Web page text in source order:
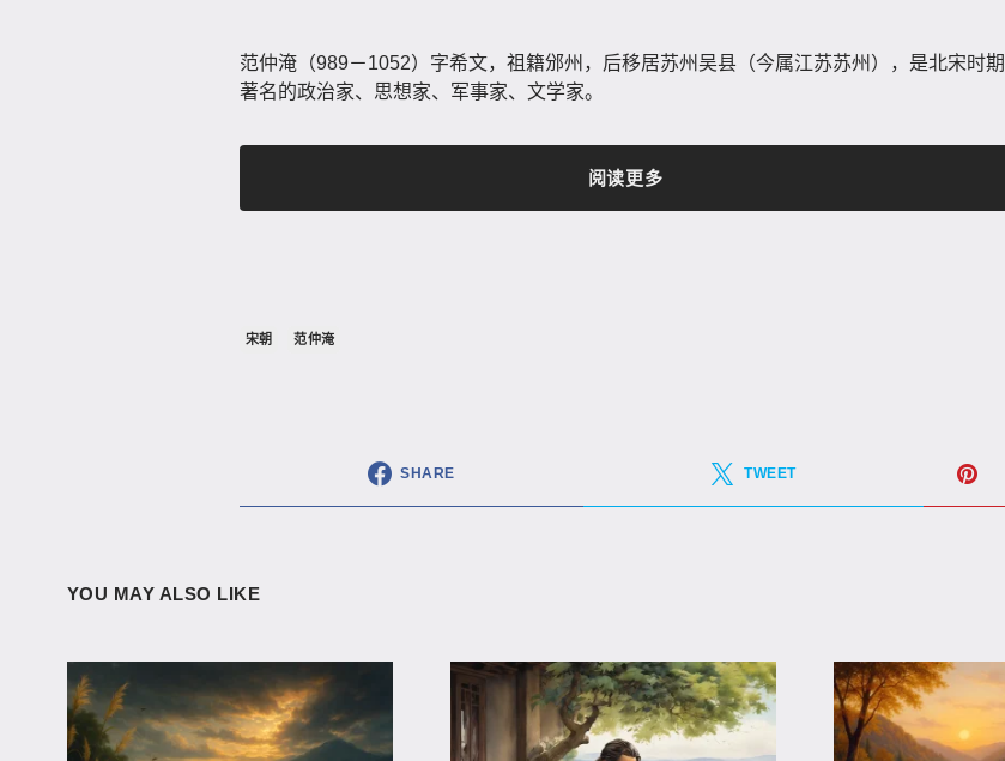
范仲淹（989－1052）字希文，祖籍邠州，后移居苏州吴县（今属江苏苏州），是北宋时期
著名的政治家、思想家、军事家、文学家。
阅读更多
宋朝 范仲淹
SHARE TWEET
YOU MAY ALSO LIKE